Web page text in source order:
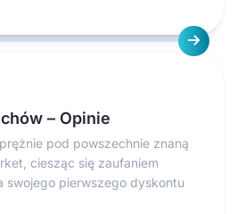
– Opinie
pod powszechnie znaną
ciesząc się zaufaniem
swojego pierwszego dyskontu